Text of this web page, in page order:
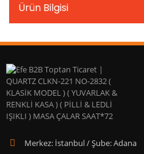
Ürün Bilgisi
Merkez: İstanbul / Şube: Adana